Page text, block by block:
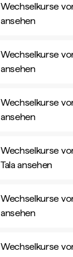
Wechselkurse
ansehen
Wechselkurse
ansehen
Wechselkurse
ansehen
Wechselkurse
Tala ansehen
Wechselkurse
ansehen
Wechselkurse